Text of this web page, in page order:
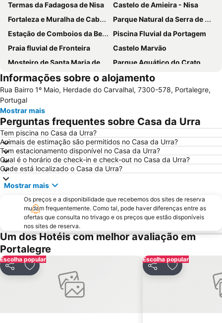
Termas da Fadagosa de Nisa
Castelo de Amieira - Nisa
Fortaleza e Muralha de Cabeço de Vide
Parque Natural da Serra de São Mamede
Estação de Comboios da Beirã
Piscina Fluvial da Portagem
Praia fluvial de Fronteira
Castelo Marvão
Mosteiro de Santa Maria de Flor da Rosa
Parque Aquático do Crato
Castelo de Elvas
Ponte Romana da Portagem
Central de Camionagem de Estremoz
Igreja da Aldeia Velha
Centro Lazer da Portagem
Forte de Santa Luzia
Piscinas Municipais de Elvas
Villa Lusitano-Romana de Torre de Palma
Casa Amarela
Igreja Matriz de Santo António das Areias
Estação de Caminhos de Ferro de Castelo de Vide
Casa Emblemática da Rua de Olivença
Fonte da Vila
Informações sobre o alojamento
Rua Bairro 1º Maio, Herdade do Carvalhal, 7300-578, Portalegre,
Portugal
Mostrar mais
Perguntas frequentes sobre Casa da Urra
Tem piscina no Casa da Urra?
Animais de estimação são permitidos no Casa da Urra?
Tem estacionamento disponível no Casa da Urra?
Qual é o horário de check-in e check-out no Casa da Urra?
Onde está localizado o Casa da Urra?
Mostrar mais
Os preços e a disponibilidade que recebemos dos sites de reserva
mudam frequentemente. Como tal, pode haver diferenças entre as
ofertas que consulta no trivago e os preços que estão disponíveis
nos sites de reserva.
Um dos Hotéis com melhor avaliação em
Portalegre
Escolha popular
PartilharAdicionar aos favoritos
Escolha popular
PartilharAdicionar